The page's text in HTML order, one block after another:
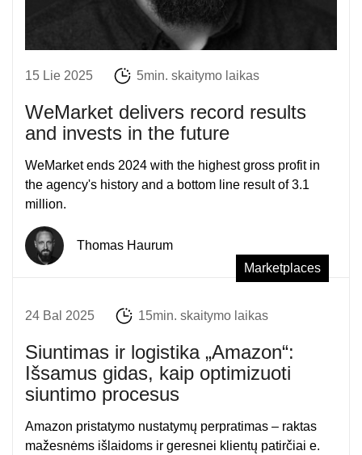
15 Lie 2025 5min. skaitymo laikas
WeMarket delivers record results
and invests in the future
WeMarket ends 2024 with the highest gross profit in
the agency's history and a bottom line result of 3.1
million.
Thomas Haurum
Marketplaces
24 Bal 2025 15min. skaitymo laikas
Siuntimas ir logistika „Amazon“:
Išsamus gidas, kaip optimizuoti
siuntimo procesus
Amazon pristatymo nustatymų perpratimas – raktas
mažesnėms išlaidoms ir geresnei klientų patirčiai e.